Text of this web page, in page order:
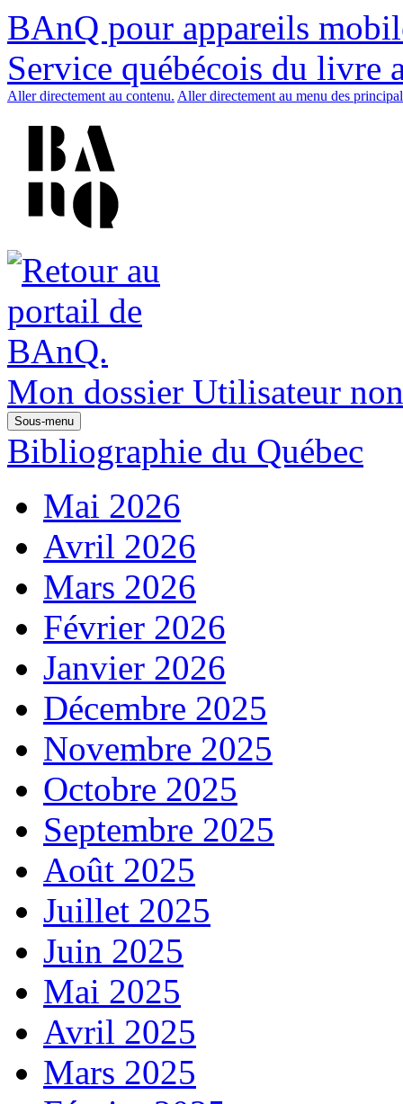
BAnQ pour appareils
Service québécois du livre
Aller directement au contenu. Aller directement au menu des
Mon dossier Utilisateur
Sous-menu
Bibliographie du Québec
Mai 2026
Avril 2026
Mars 2026
Février 2026
Janvier 2026
Décembre 2025
Novembre 2025
Octobre 2025
Septembre 2025
Août 2025
Juillet 2025
Juin 2025
Mai 2025
Avril 2025
Mars 2025